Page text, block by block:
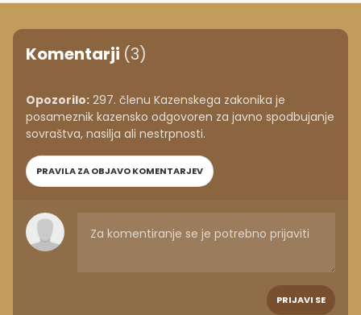
Komentarji (3)
Opozorilo: 297. členu Kazenskega zakonika je
posameznik kazensko odgovoren za javno spodbujanje
sovraštva, nasilja ali nestrpnosti.
PRAVILA ZA OBJAVO KOMENTARJEV
PRIJAVI SE